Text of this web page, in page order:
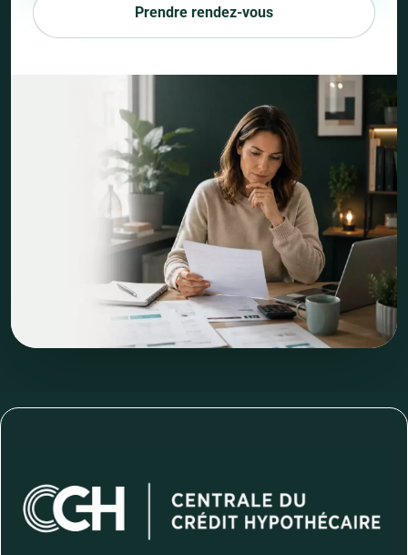
Prendre rendez-vous